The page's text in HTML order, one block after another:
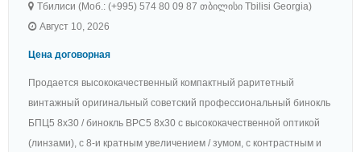
Тбилиси (Моб.: (+995) 574 80 09 87 თბილისი Tbilisi Georgia)
Август 10, 2026
Цена договорная
Продается высококачественный компактный раритетный
винтажный оригинальный советский профессиональный бинокль
БПЦ5 8x30 / бинокль BPC5 8x30 с высококачественной оптикой
(линзами), с 8-и кратным увеличением / зумом, с контрастным и